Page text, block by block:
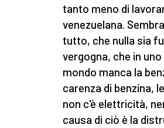
tanto meno di
venezuelana.
tutto, che nulla sia
vergogna, che in
mondo manca la
carenza di benzina,
non c'è elettricità,
causa di ciò è la